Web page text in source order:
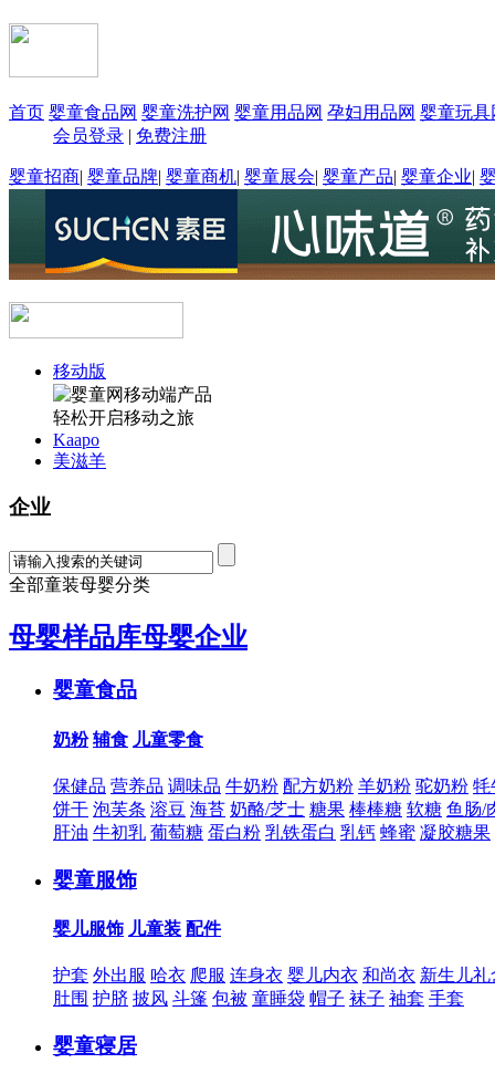
首页 婴童食品网 婴童洗护网 婴童用品网 孕妇用品网 婴童玩具
会员登录 | 免费注册
婴童招商| 婴童品牌| 婴童商机| 婴童展会| 婴童产品| 婴童企业|
移动版
轻松开启移动之旅
Kaapo
美滋羊
企业
全部童装母婴分类
母婴样品库母婴企业
婴童食品
奶粉 辅食 儿童零食
保健品 营养品 调味品 牛奶粉 配方奶粉 羊奶粉 驼奶粉 牦
饼干 泡芙条 溶豆 海苔 奶酪/芝士 糖果 棒棒糖 软糖 鱼肠/
肝油 牛初乳 葡萄糖 蛋白粉 乳铁蛋白 乳钙 蜂蜜 凝胶糖果
婴童服饰
婴儿服饰 儿童装 配件
护套 外出服 哈衣 爬服 连身衣 婴儿内衣 和尚衣 新生儿礼
肚围 护脐 披风 斗篷 包被 童睡袋 帽子 袜子 袖套 手套
婴童寝居